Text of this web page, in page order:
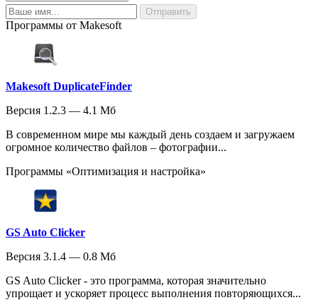
Программы от Makesoft
Makesoft DuplicateFinder
Версия 1.2.3 — 4.1 Мб
В современном мире мы каждый день создаем и загружаем
огромное количество файлов – фотографии...
Программы «Оптимизация и настройка»
GS Auto Clicker
Версия 3.1.4 — 0.8 Мб
GS Auto Clicker - это программа, которая значительно
упрощает и ускоряет процесс выполнения повторяющихся...